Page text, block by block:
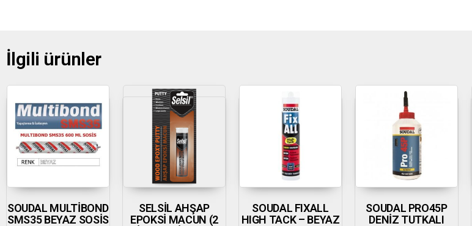
İlgili ürünler
SOUDAL MULTİBOND
SMS35 BEYAZ SOSİS
SELSİL AHŞAP
EPOKSİ MACUN (2
SOUDAL FIXALL
HIGH TACK – BEYAZ
SOUDAL PRO45P
DENİZ TUTKALI